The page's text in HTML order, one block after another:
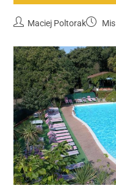
Maciej Poltorak